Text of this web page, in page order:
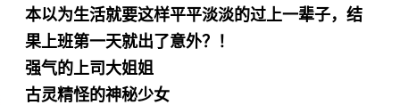
本以为生活就要这样平平淡淡的过上一辈子，结
果上班第一天就出了意外？！
强气的上司大姐姐
古灵精怪的神秘少女